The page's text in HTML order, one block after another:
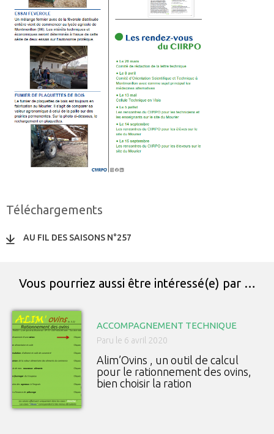
Téléchargements
AU FIL DES SAISONS N°257
Vous pourriez aussi être intéressé(e) par …
ACCOMPAGNEMENT TECHNIQUE
Paru le 6 avril 2020
Alim’Ovins , un outil de calcul
pour le rationnement des ovins,
bien choisir la ration